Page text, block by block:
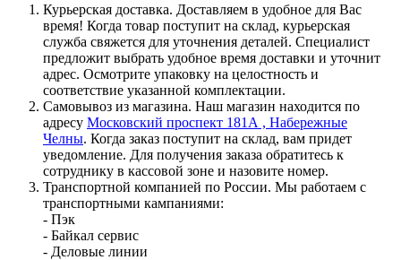
Курьерская доставка. Доставляем в удобное для Вас
время! Когда товар поступит на склад, курьерская
служба свяжется для уточнения деталей. Специалист
предложит выбрать удобное время доставки и уточнит
адрес. Осмотрите упаковку на целостность и
соответствие указанной комплектации.
Самовывоз из магазина. Наш магазин находится по
адресу Московский проспект 181А , Набережные
Челны. Когда заказ поступит на склад, вам придет
уведомление. Для получения заказа обратитесь к
сотруднику в кассовой зоне и назовите номер.
Транспортной компанией по России. Мы работаем с
транспортными кампаниями:
- Пэк
- Байкал сервис
- Деловые линии